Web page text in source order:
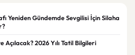
Yeniden Gündemde Sevgilisi İçin Silaha
2026 Yılı Tatil Bilgileri